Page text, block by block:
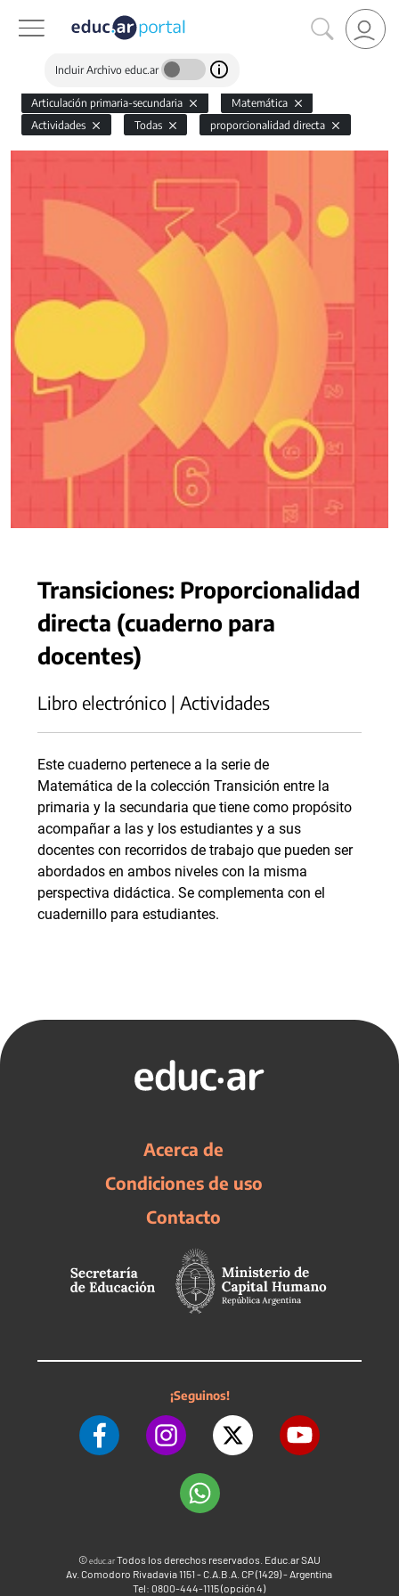
Incluir Archivo educ.ar
Articulación primaria-secundaria
Matemática
Actividades
Todas proporcionalidad directa
Transiciones: Proporcionalidad
directa (cuaderno para
docentes)
Libro electrónico | Actividades
Este cuaderno pertenece a la serie de
Matemática de la colección Transición entre la
primaria y la secundaria que tiene como propósito
acompañar a las y los estudiantes y a sus
docentes con recorridos de trabajo que pueden ser
abordados en ambos niveles con la misma
perspectiva didáctica. Se complementa con el
cuadernillo para estudiantes.
Acerca de
Condiciones de uso
Contacto
¡Seguinos!
©educ.arTodos los derechos reservados. Educ.ar SAU
Av. Comodoro Rivadavia 1151 - C.A.B.A. CP (1429) - Argentina
Tel: 0800-444-1115 (opción 4)